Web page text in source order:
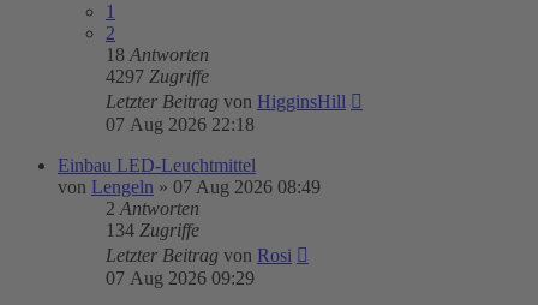
1
2
18 Antworten
4297 Zugriffe
Letzter Beitrag von HigginsHill
07 Aug 2026 22:18
Einbau LED-Leuchtmittel
von Lengeln » 07 Aug 2026 08:49
2 Antworten
134 Zugriffe
Letzter Beitrag von Rosi
07 Aug 2026 09:29